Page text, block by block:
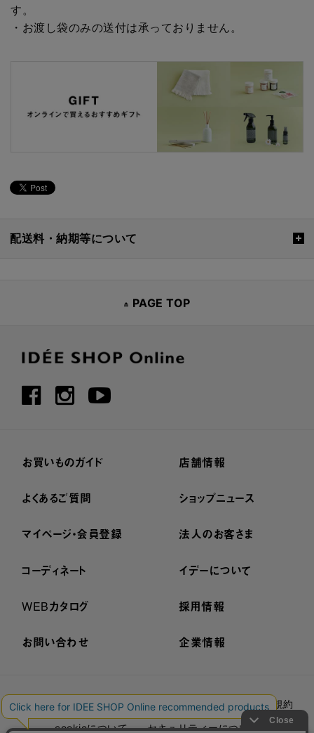
す。
・お渡し袋のみの送付は承っておりません。
配送料・納期等について
PAGE TOP
お買いものガイド
よくあるご質問
マイページ・会員登録
コーディネート
WEBカタログ
お問い合わせ
店舗情報
ショップニュース
法人のお客さま
イデーについて
採用情報
企業情報
プライバシーポリシー 外部送信ポリシー
ご利用規約
cookieについて
セキュリティーについて